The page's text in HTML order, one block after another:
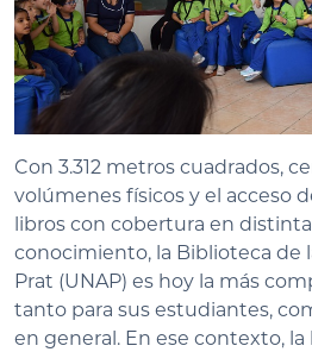
Con 3.312 metros cuadrados,
volúmenes físicos y el acceso
libros con cobertura en
conocimiento, la Biblioteca de
Prat (UNAP) es hoy la más
tanto para sus estudiantes,
en general. En ese contexto,